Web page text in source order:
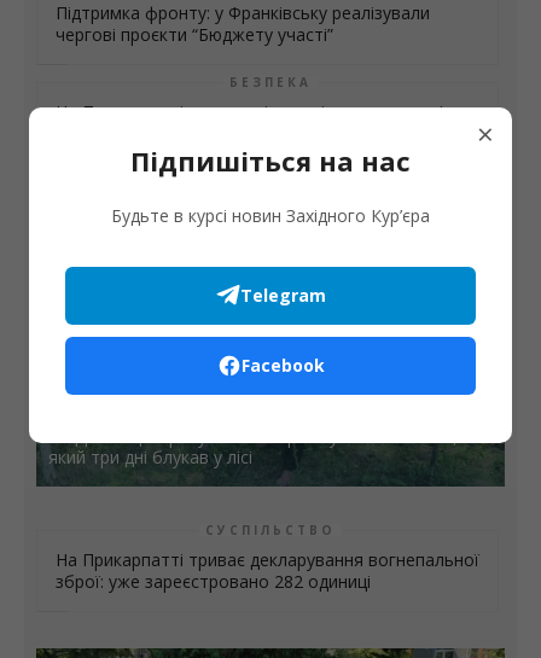
Підтримка фронту: у Франківську реалізували
чергові проєкти “Бюджету участі”
БЕЗПЕКА
На Прикарпатті патрульні перевіряють готовність
навчальних закладів
який три дні блукав у лісі
СУСПІЛЬСТВО
На Прикарпатті триває декларування вогнепальної
зброї: уже зареєстровано 282 одиниці
×
Підпишіться на нас
Будьте в курсі новин Західного Кур’єра
Telegram
Facebook